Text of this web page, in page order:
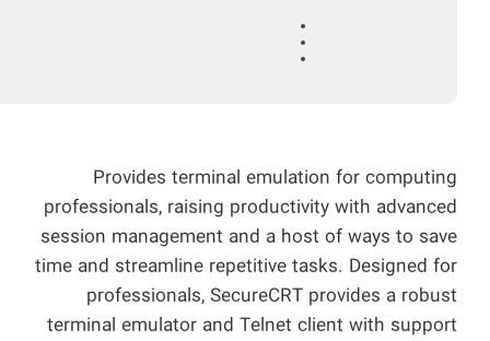
Provides terminal emulation for computing
professionals, raising productivity with advanced
session management and a host of ways to save
time and streamline repetitive tasks. Designed for
professionals, SecureCRT provides a robust
terminal emulator and Telnet client with support